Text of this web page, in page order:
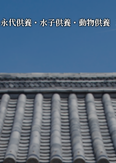
永代供養・水子供養・動物供養